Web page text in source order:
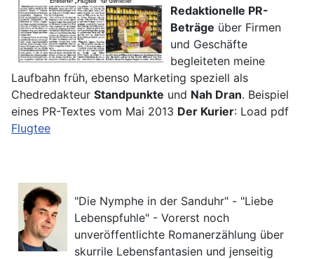
Redaktionelle PR-
Beträge über Firmen
und Geschäfte
begleiteten meine
Laufbahn früh, ebenso Marketing speziell als
Chedredakteur Standpunkte und Nah Dran. Beispiel
eines PR-Textes vom Mai 2013 Der Kurier: Load pdf
Flugtee
"Die Nymphe in der Sanduhr" - "Liebe
Lebenspfuhle" - Vorerst noch
unveröffentlichte Romanerzählung über
skurrile Lebensfantasien und jenseitig